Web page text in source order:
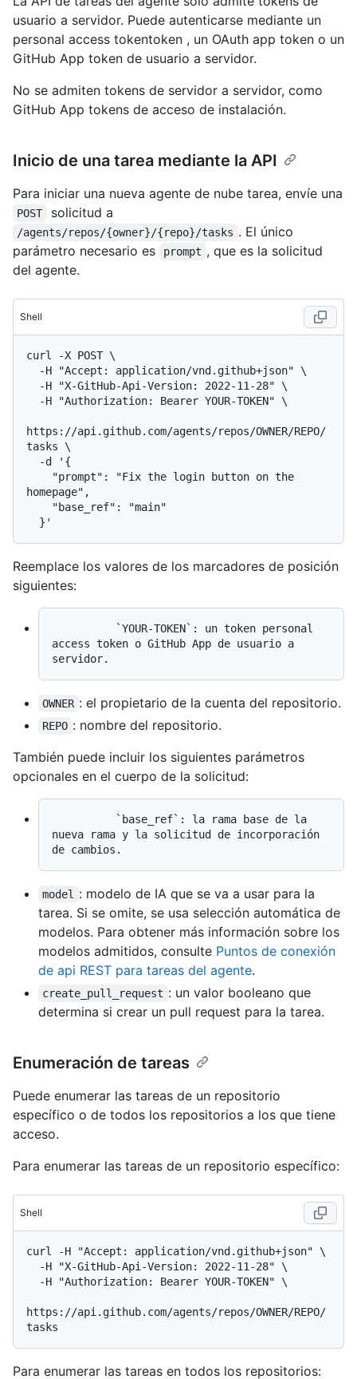
usuario a servidor. Puede autenticarse mediante un
personal access tokentoken , un OAuth app token o un
GitHub App token de usuario a servidor.
No se admiten tokens de servidor a servidor, como
GitHub App tokens de acceso de instalación.
Inicio de una tarea mediante la API
Para iniciar una nueva agente de nube tarea, envíe una
POST solicitud a
/agents/repos/{owner}/{repo}/tasks . El único
parámetro necesario es
prompt , que es la solicitud
del agente.
Shell
curl -X POST \
https://api.github.com/agents/repos/OWNER/REPO/
tasks \
homepage",
Reemplace los valores de los marcadores de posición
siguientes:
access token o GitHub App de usuario a
OWNER : el propietario de la cuenta del repositorio.
REPO : nombre del repositorio.
También puede incluir los siguientes parámetros
opcionales en el cuerpo de la solicitud:
nueva rama y la solicitud de incorporación
model
: modelo de IA que se va a usar para la
tarea. Si se omite, se usa selección automática de
modelos. Para obtener más información sobre los
modelos admitidos, consulte Puntos de conexión
de api REST para tareas del agente.
create_pull_request : un valor booleano que
determina si crear un pull request para la tarea.
Enumeración de tareas
Puede enumerar las tareas de un repositorio
específico o de todos los repositorios a los que tiene
acceso.
Para enumerar las tareas de un repositorio específico:
Shell
curl -H "Accept: application/vnd.github+json" \
https://api.github.com/agents/repos/OWNER/REPO/
Para enumerar las tareas en todos los repositorios: